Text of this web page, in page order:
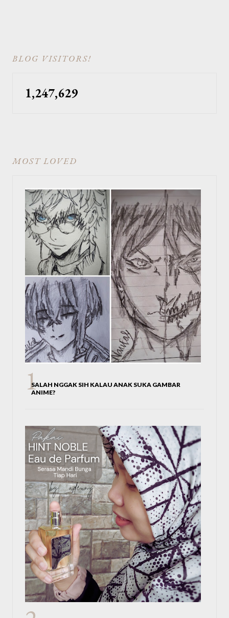
BLOG VISITORS!
1,247,629
MOST LOVED
SALAH NGGAK SIH KALAU ANAK SUKA GAMBAR
ANIME?